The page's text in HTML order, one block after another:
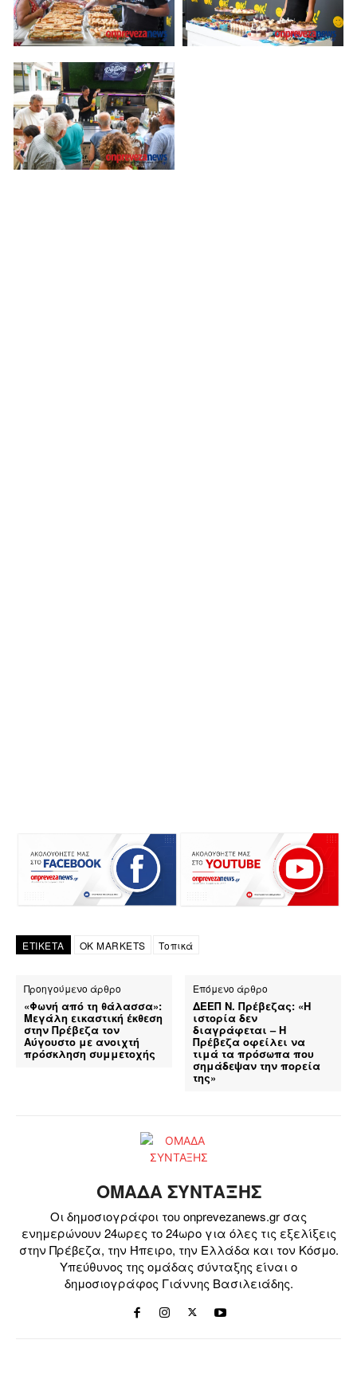
ΕΤΙΚΕΤΑ OK MARKETS Τοπικά
Προηγούμενο άρθρο
«Φωνή από τη θάλασσα»:
Μεγάλη εικαστική έκθεση
στην Πρέβεζα τον
Αύγουστο με ανοιχτή
πρόσκληση συμμετοχής
Επόμενο άρθρο
ΔΕΕΠ Ν. Πρέβεζας: «Η
ιστορία δεν
διαγράφεται – Η
Πρέβεζα οφείλει να
τιμά τα πρόσωπα που
σημάδεψαν την πορεία
της»
ΟΜΑΔΑ ΣΥΝΤΑΞΗΣ
Οι δημοσιογράφοι του onprevezanews.gr σας
ενημερώνουν 24ωρες το 24ωρο για όλες τις εξελίξεις
στην Πρέβεζα, την Ήπειρο, την Ελλάδα και τον Κόσμο.
Υπεύθυνος της ομάδας σύνταξης είναι ο
δημοσιογράφος Γιάννης Βασιλειάδης.